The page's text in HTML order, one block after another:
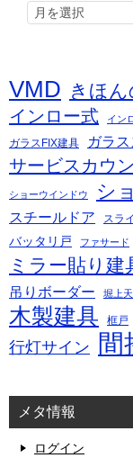
VMD きほん
インロー式 イン
ガラスFIX建具 ガラ
サービスカウ
ショーウインドウ シ
スチールドア スラ
バッタリ戸 ファサード
ミラー貼り建
吊りボーダー 堀上
木製建具 框戸
行灯サイン 間
メタ情報
ログイン